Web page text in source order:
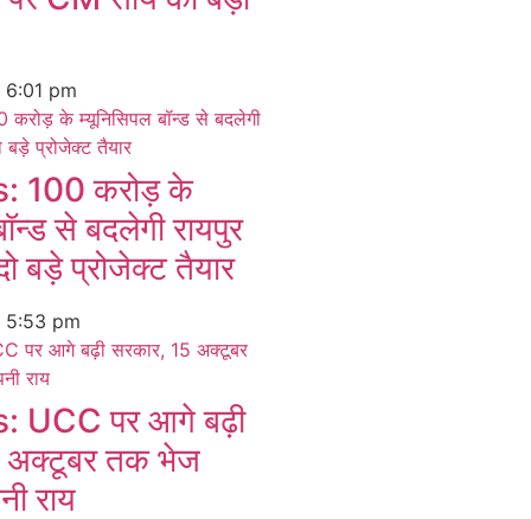
6:01 pm
100 करोड़ के
से बदलेगी रायपुर
बड़े प्रोजेक्ट तैयार
5:53 pm
UCC पर आगे बढ़ी
अक्टूबर तक भेज
राय